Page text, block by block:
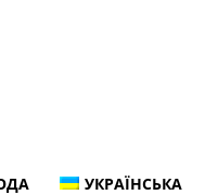
УКРАЇНСЬКА